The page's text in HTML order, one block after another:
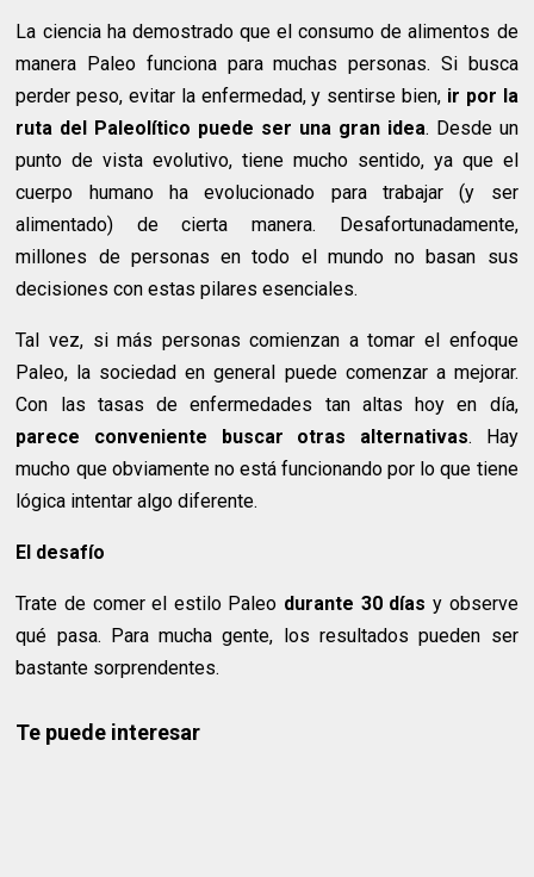
La ciencia ha demostrado que el consumo de alimentos de
manera Paleo funciona para muchas personas. Si busca
perder peso, evitar la enfermedad, y sentirse bien, ir por la
ruta del Paleolítico puede ser una gran idea. Desde un
punto de vista evolutivo, tiene mucho sentido, ya que el
cuerpo humano ha evolucionado para trabajar (y ser
alimentado) de cierta manera. Desafortunadamente,
millones de personas en todo el mundo no basan sus
decisiones con estas pilares esenciales.
Tal vez, si más personas comienzan a tomar el enfoque
Paleo, la sociedad en general puede comenzar a mejorar.
Con las tasas de enfermedades tan altas hoy en día,
parece conveniente buscar otras alternativas. Hay
mucho que obviamente no está funcionando por lo que tiene
lógica intentar algo diferente.
El desafío
Trate de comer el estilo Paleo durante 30 días y observe
qué pasa. Para mucha gente, los resultados pueden ser
bastante sorprendentes.
Te puede interesar